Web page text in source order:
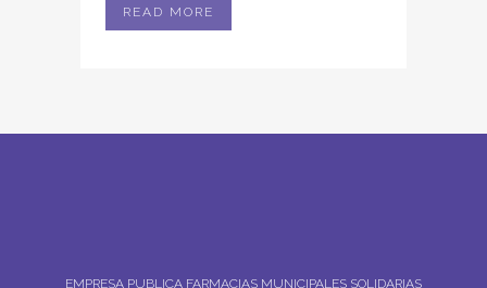
READ MORE
EMPRESA PUBLICA FARMACIAS MUNICIPALES SOLIDARIAS